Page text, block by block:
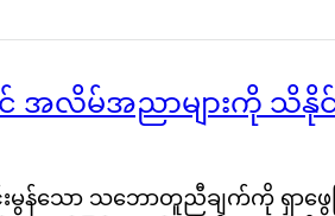
တွင် အလိမ်အညာများကို သိနို
ာင်းမွန်သော သဘောတူညီချက်ကို ရှ